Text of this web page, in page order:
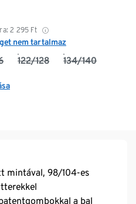
2 295 Ft
nem tartalmaz
122/128 134/140
mintával, 98/104-es
a bal